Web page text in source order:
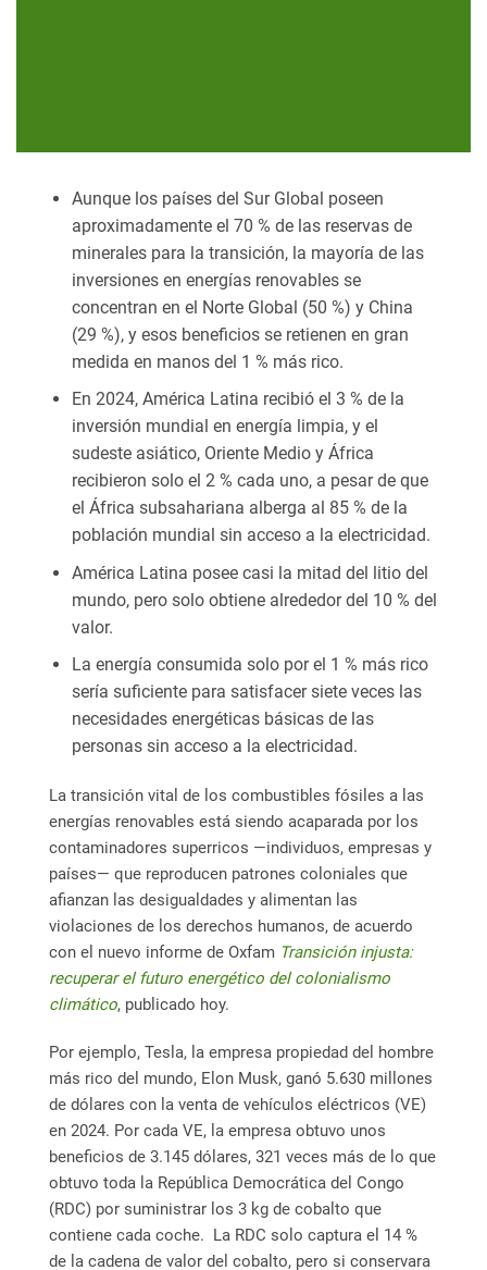
Aunque los países del Sur Global poseen
aproximadamente el 70 % de las reservas de
minerales para la transición, la mayoría de las
inversiones en energías renovables se
concentran en el Norte Global (50 %) y China
(29 %), y esos beneficios se retienen en gran
medida en manos del 1 % más rico.
En 2024, América Latina recibió el 3 % de la
inversión mundial en energía limpia, y el
sudeste asiático, Oriente Medio y África
recibieron solo el 2 % cada uno, a pesar de que
el África subsahariana alberga al 85 % de la
población mundial sin acceso a la electricidad.
América Latina posee casi la mitad del litio del
mundo, pero solo obtiene alrededor del 10 % del
valor.
La energía consumida solo por el 1 % más rico
sería suficiente para satisfacer siete veces las
necesidades energéticas básicas de las
personas sin acceso a la electricidad.
La transición vital de los combustibles fósiles a las
energías renovables está siendo acaparada por los
contaminadores superricos —individuos, empresas y
países— que reproducen patrones coloniales que
afianzan las desigualdades y alimentan las
violaciones de los derechos humanos, de acuerdo
con el nuevo informe de Oxfam Transición injusta:
recuperar el futuro energético del colonialismo
climático, publicado hoy.
Por ejemplo, Tesla, la empresa propiedad del hombre
más rico del mundo, Elon Musk, ganó 5.630 millones
de dólares con la venta de vehículos eléctricos (VE)
en 2024. Por cada VE, la empresa obtuvo unos
beneficios de 3.145 dólares, 321 veces más de lo que
obtuvo toda la República Democrática del Congo
(RDC) por suministrar los 3 kg de cobalto que
contiene cada coche. La RDC solo captura el 14 %
de la cadena de valor del cobalto, pero si conservara